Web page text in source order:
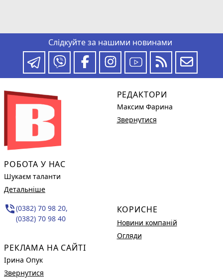
Слідкуйте за нашими новинами
РОБОТА У НАС
Шукаєм таланти
Детальніше
phone_in_talk(0382) 70 98 20,
(0382) 70 98 40
РЕКЛАМА НА САЙТІ
Ірина Опук
Звернутися
РЕДАКТОРИ
Максим Фарина
Звернутися
КОРИСНЕ
Новини компаній
Огляди